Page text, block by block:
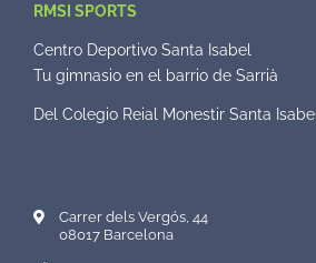
RMSI SPORTS
Centro Deportivo Santa Isabel
Tu gimnasio en el barrio de Sarrià
Del Colegio Reial Monestir Santa Isabel
Carrer dels Vergós, 44
08017 Barcelona